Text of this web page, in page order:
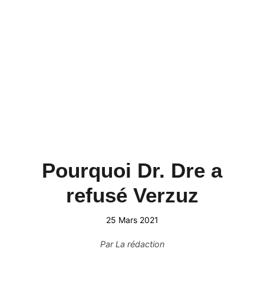
Pourquoi Dr. Dre a
refusé Verzuz
25 Mars 2021
ParLa rédaction